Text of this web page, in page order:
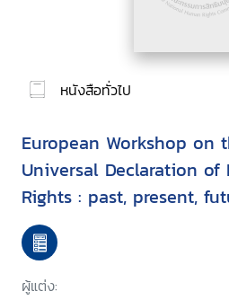
หนังสือทั่วไป
European Workshop on
Universal Declaration of
Rights : past, present,
proceedings, Milan, Italy,
September 1988
ผู้แต่ง: